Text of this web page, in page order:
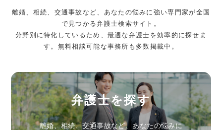
離婚、相続、交通事故など、あなたの悩みに強い専門家が全国
で見つかる弁護士検索サイト。
分野別に特化しているため、最適な弁護士を効率的に探せま
す。無料相談可能な事務所も多数掲載中。
弁護士を探す
離婚、相続、交通事故など、あなたの悩みに